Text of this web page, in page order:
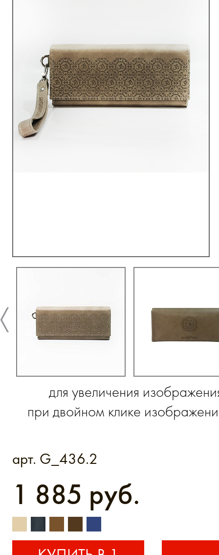
для увеличения
при двойном клике
арт. G_436.2
1 885 руб.